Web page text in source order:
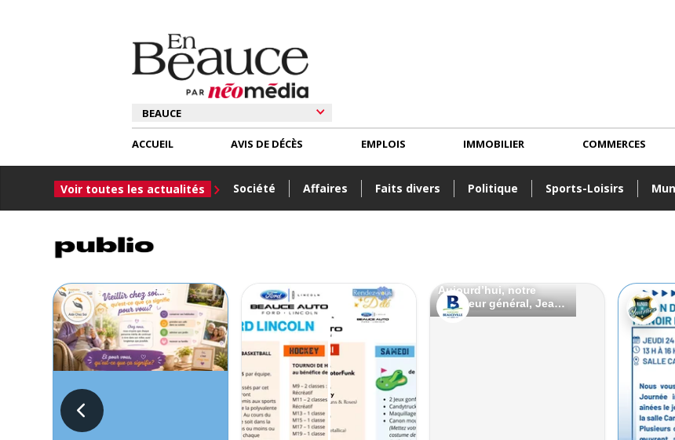
ACCUEIL
Voir toutes les actualités Société Affaires Faits divers Politique Sports-Loisirs
AVIS DE DÉCÈS EMPLOIS IMMOBILIER COMMERCES